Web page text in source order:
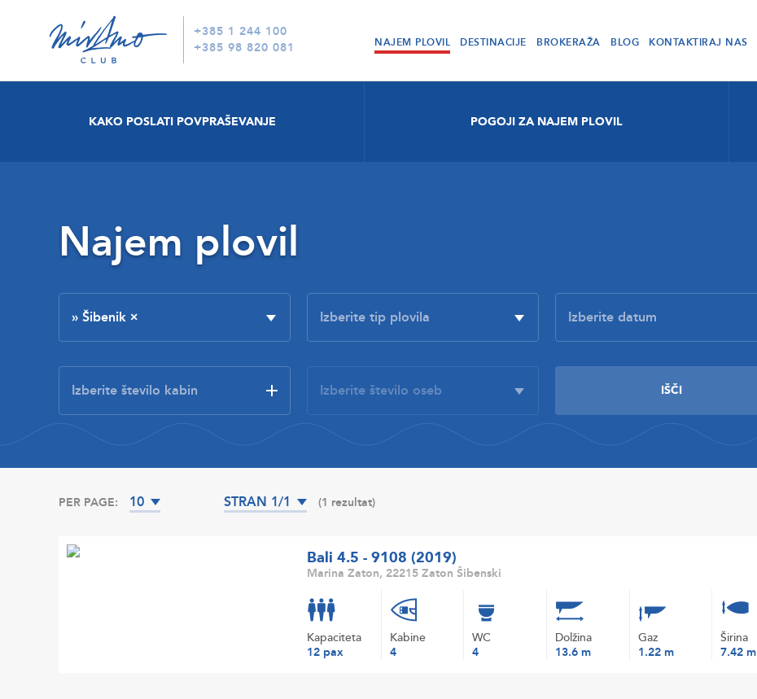
+385 1 244 100
+385 98 820 081
NAJEM PLOVIL DESTINACIJE BROKERAŽA BLOG KONTAKTIRAJ NAS
KAKO POSLATI POVPRAŠEVANJE POGOJI ZA NAJEM PLOVIL
Najem plovil
» Šibenik ×
PER PAGE: 10 STRAN 1/1 (1 rezultat)
Bali 4.5 - 9108 (2019)
Marina Zaton, 22215 Zaton Šibenski
Kapaciteta
12 pax
Kabine
4
WC
4
Dolžina
13.6 m
Gaz
1.22 m
Širina
7.42 m